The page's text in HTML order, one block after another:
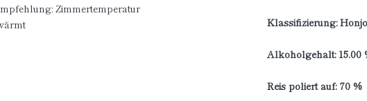
Zimmertemperatur
Klassifizierung:
Alkoholgehalt: 15.00
Reis poliert auf: 70 %